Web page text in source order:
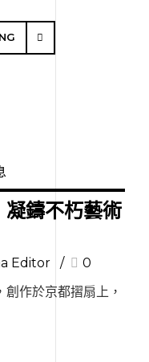
鑄不朽藝術
Editor
0
作於京都摺扇上，